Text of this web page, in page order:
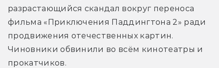
разрастающийся скандал вокруг переноса
фильма «Приключения Паддингтона 2» ради
продвижения отечественных картин.
Чиновники обвинили во всём кинотеатры и
прокатчиков.